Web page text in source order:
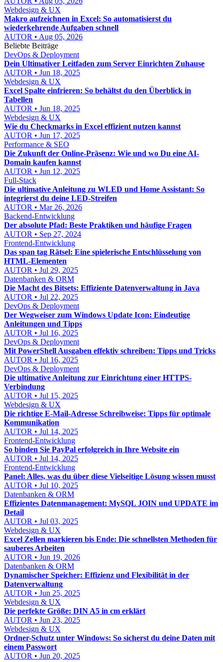
Webdesign & UX
Makro aufzeichnen in Excel: So automatisierst du
wiederkehrende Aufgaben schnell
AUTOR • Aug 05, 2026
Beliebte Beiträge
DevOps & Deployment
Dein Ultimativer Leitfaden zum Server Einrichten Zuhause
AUTOR • Jun 18, 2025
Webdesign & UX
Excel Spalte einfrieren: So behältst du den Überblick in
Tabellen
AUTOR • Jun 18, 2025
Webdesign & UX
Wie du Checkmarks in Excel effizient nutzen kannst
AUTOR • Jun 17, 2025
Performance & SEO
Die Zukunft der Online-Präsenz: Wie und wo Du eine AI-
Domain kaufen kannst
AUTOR • Jun 12, 2025
Full-Stack
Die ultimative Anleitung zu WLED und Home Assistant: So
integrierst du deine LED-Streifen
AUTOR • Mar 26, 2026
Backend-Entwicklung
Der absolute Pfad: Beste Praktiken und häufige Fragen
AUTOR • Sep 27, 2024
Frontend-Entwicklung
Das span tag Rätsel: Eine spielerische Entschlüsselung von
HTML-Elementen
AUTOR • Jul 29, 2025
Datenbanken & ORM
Die Macht des Bitsets: Effiziente Datenverwaltung in Java
AUTOR • Jul 22, 2025
DevOps & Deployment
Der Wegweiser zum Windows Update Icon: Eindeutige
Anleitungen und Tipps
AUTOR • Jul 16, 2025
DevOps & Deployment
Mit PowerShell Ausgaben effektiv schreiben: Tipps und Tricks
AUTOR • Jul 16, 2025
DevOps & Deployment
Die ultimative Anleitung zur Einrichtung einer HTTPS-
Verbindung
AUTOR • Jul 15, 2025
Webdesign & UX
Die richtige E-Mail-Adresse Schreibweise: Tipps für optimale
Kommunikation
AUTOR • Jul 14, 2025
Frontend-Entwicklung
So binden Sie PayPal erfolgreich in Ihre Website ein
AUTOR • Jul 14, 2025
Frontend-Entwicklung
Panel: Alles, was du über diese Vielseitige Lösung wissen musst
AUTOR • Jul 10, 2025
Datenbanken & ORM
Effizientes Datenmanagement: MySQL JOIN und UPDATE im
Detail
AUTOR • Jul 03, 2025
Webdesign & UX
Excel Zellen markieren bis Ende: Die schnellsten Methoden für
sauberes Arbeiten
AUTOR • Jun 19, 2026
Datenbanken & ORM
Dynamischer Speicher: Effizienz und Flexibilität in der
Datenverwaltung
AUTOR • Jun 25, 2025
Webdesign & UX
Die perfekte Größe: DIN A5 in cm erklärt
AUTOR • Jun 23, 2025
Webdesign & UX
Ordner-Schutz unter Windows: So sicherst du deine Daten mit
einem Passwort
AUTOR • Jun 20, 2025